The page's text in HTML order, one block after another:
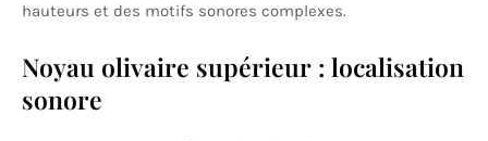
hauteurs et des motifs sonores complexes.
Noyau olivaire supérieur : localisation
sonore